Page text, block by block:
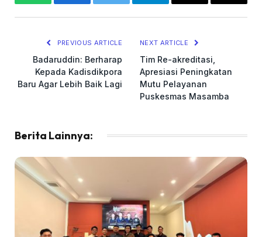
WhatsAppFacebookTwitter TelegramCopy
Email
PREVIOUS ARTICLE
Badaruddin: Berharap
Kepada Kadisdikpora
Baru Agar Lebih Baik Lagi
NEXT ARTICLE
Tim Re-akreditasi,
Apresiasi Peningkatan
Mutu Pelayanan
Puskesmas Masamba
Berita Lainnya: